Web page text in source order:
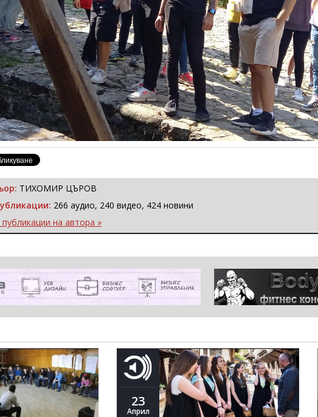
ТИХОМИР ЦЪРОВ
266 аудио, 240 видео, 424 новини
публикации на автора »
23
Април